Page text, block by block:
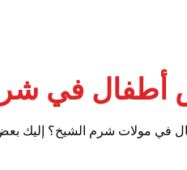
أطفال في
مولات شرم الشيخ؟ إليك بعض